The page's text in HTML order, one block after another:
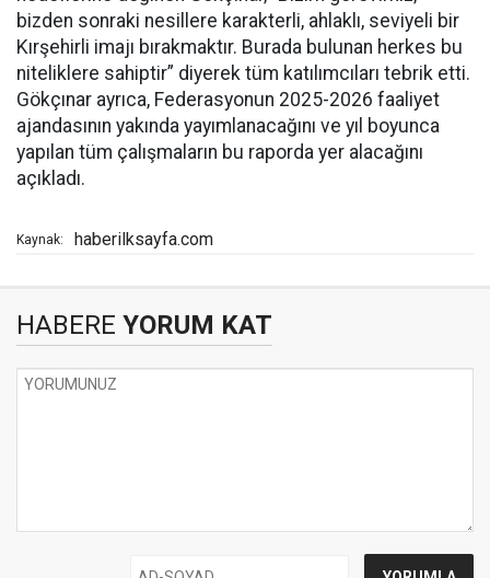
bizden sonraki nesillere karakterli, ahlaklı, seviyeli bir
Kırşehirli imajı bırakmaktır. Burada bulunan herkes bu
niteliklere sahiptir” diyerek tüm katılımcıları tebrik etti.
Gökçınar ayrıca, Federasyonun 2025-2026 faaliyet
ajandasının yakında yayımlanacağını ve yıl boyunca
yapılan tüm çalışmaların bu raporda yer alacağını
açıkladı.
Kaynak: haberilksayfa.com
HABERE YORUM KAT